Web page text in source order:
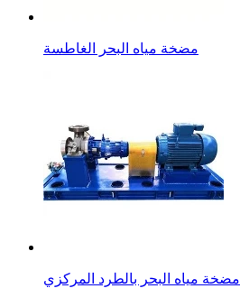
مضخة مياه البحر الغاطسة
مضخة مياه البحر بالطرد المركزي